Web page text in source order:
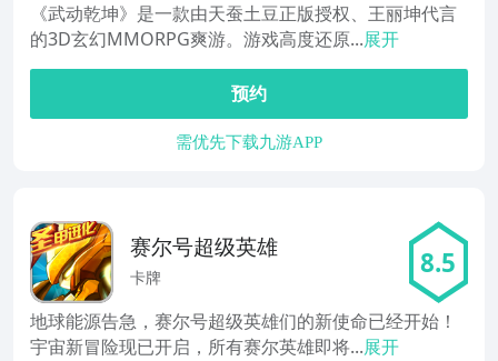
《武动乾坤》是一款由天蚕土豆正版授权、王丽坤代言
的3D玄幻MMORPG爽游。游戏高度还原...展开
预约
需优先下载九游APP
赛尔号超级英雄
卡牌 8.5
地球能源告急，赛尔号超级英雄们的新使命已经开始！
宇宙新冒险现已开启，所有赛尔英雄即将...展开